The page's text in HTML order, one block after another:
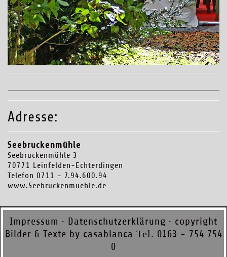
Adresse:
Seebruckenmühle
Seebruckenmühle 3
70771 Leinfelden-Echterdingen
Telefon 0711 - 7.94.600.94
www.Seebruckenmuehle.de
Impressum · Datenschutzerklärung · copyright
Bilder & Texte by casablanca Tel. 0163 - 754 754
0